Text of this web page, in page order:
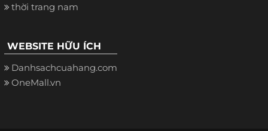
thời trang nam
WEBSITE HỮU ÍCH
Danhsachcuahang.com
OneMall.vn